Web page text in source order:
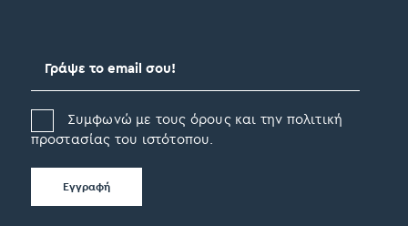
Συμφωνώ με τους όρους και την πολιτική
προστασίας του ιστότοπου.